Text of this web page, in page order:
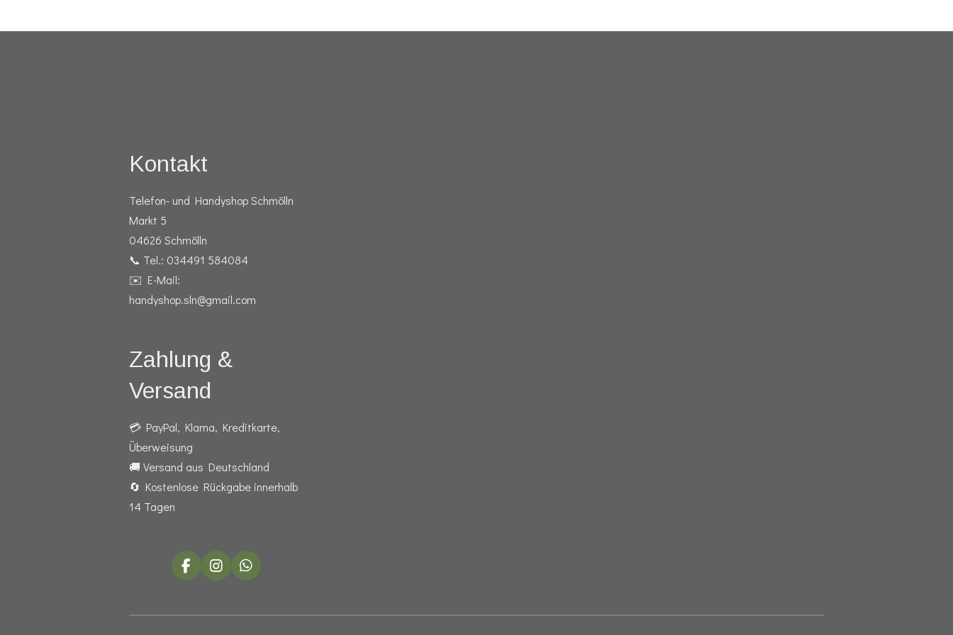
Kontakt
Telefon- und Handyshop Schmölln
Markt 5
04626 Schmölln
📞 Tel.: 034491 584084
✉️ E-Mail:
handyshop.sln@gmail.com
Zahlung &
Versand
💳 PayPal, Klarna, Kreditkarte,
Überweisung
🚚 Versand aus Deutschland
🔄 Kostenlose Rückgabe innerhalb
14 Tagen
F
a
e
I
n
t
W
h
t